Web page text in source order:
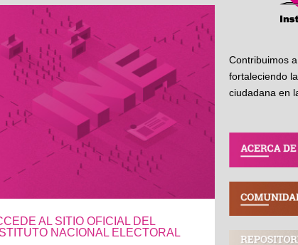
AL SITIO OFICIAL DEL
NACIONAL ELECTORAL
Contribuimos
fortaleciendo
ciudadana en